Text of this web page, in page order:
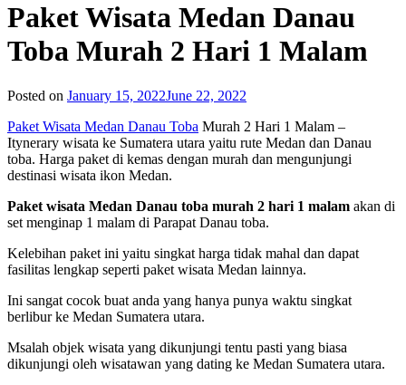
Paket Wisata Medan Danau
Toba Murah 2 Hari 1 Malam
Posted on January 15, 2022June 22, 2022
Paket Wisata Medan Danau Toba Murah 2 Hari 1 Malam –
Itynerary wisata ke Sumatera utara yaitu rute Medan dan Danau
toba. Harga paket di kemas dengan murah dan mengunjungi
destinasi wisata ikon Medan.
Paket wisata Medan Danau toba murah 2 hari 1 malam akan di
set menginap 1 malam di Parapat Danau toba.
Kelebihan paket ini yaitu singkat harga tidak mahal dan dapat
fasilitas lengkap seperti paket wisata Medan lainnya.
Ini sangat cocok buat anda yang hanya punya waktu singkat
berlibur ke Medan Sumatera utara.
Msalah objek wisata yang dikunjungi tentu pasti yang biasa
dikunjungi oleh wisatawan yang dating ke Medan Sumatera utara.